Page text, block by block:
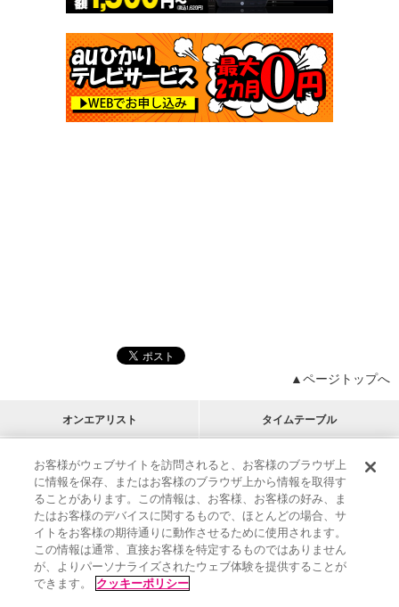
▲ページトップへ
オンエアリスト タイムテーブル
プログラムリスト チャート
アーティストリスト
M-ON!
RECOMMEND
リクエスト
インフォメーション | プレゼント&ご招待
MUSIC ON! TV（エムオン!）とは？ | サポート
サイト案内
| エムオン!友の会 | クッキーの詳細
お客様がウェブサイトを訪問されると、お客様のブラウザ上
に情報を保存、またはお客様のブラウザ上から情報を取得す
ることがあります。この情報は、お客様、お客様の好み、ま
たはお客様のデバイスに関するもので、ほとんどの場合、サ
イトをお客様の期待通りに動作させるために使用されます。
この情報は通常、直接お客様を特定するものではありません
が、よりパーソナライズされたウェブ体験を提供することが
できます。
クッキーポリシー